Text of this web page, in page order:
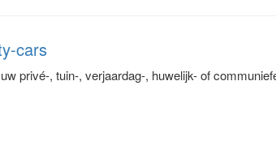
cars
privé-, tuin-, verjaardag-, huwelijk- of